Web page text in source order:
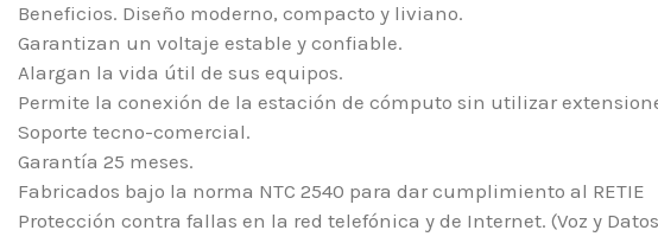
Beneficios. Diseño moderno, compacto y liviano.
Garantizan un voltaje estable y confiable.
Alargan la vida útil de sus equipos.
Permite la conexión de la estación de cómputo sin utilizar
Soporte tecno-comercial.
Garantía 25 meses.
Fabricados bajo la norma NTC 2540 para dar cumplimiento al RETIE
Protección contra fallas en la red telefónica y de Internet. (Voz y